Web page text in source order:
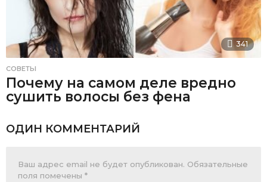
341
СОВЕТЫ
Почему на самом деле вредно
сушить волосы без фена
ОДИН КОММЕНТАРИЙ
Ваш адрес email не будет опубликован. Обязательные
поля помечены *